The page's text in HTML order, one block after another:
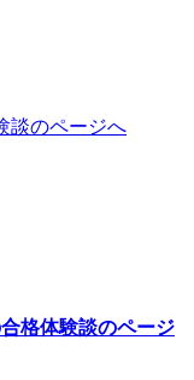
談のページへ
格体験談のページ